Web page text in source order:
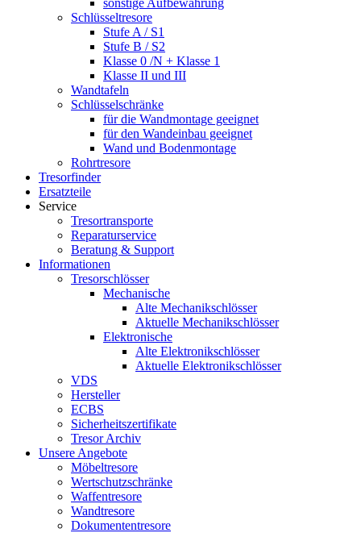
sonstige Aufbewahrung
Schlüsseltresore
Stufe A / S1
Stufe B / S2
Klasse 0 /N + Klasse 1
Klasse II und III
Wandtafeln
Schlüsselschränke
für die Wandmontage geeignet
für den Wandeinbau geeignet
Wand und Bodenmontage
Rohrtresore
Tresorfinder
Ersatzteile
Service
Tresortransporte
Reparaturservice
Beratung & Support
Informationen
Tresorschlösser
Mechanische
Alte Mechanikschlösser
Aktuelle Mechanikschlösser
Elektronische
Alte Elektronikschlösser
Aktuelle Elektronikschlösser
VDS
Hersteller
ECBS
Sicherheitszertifikate
Tresor Archiv
Unsere Angebote
Möbeltresore
Wertschutzschränke
Waffentresore
Wandtresore
Dokumententresore